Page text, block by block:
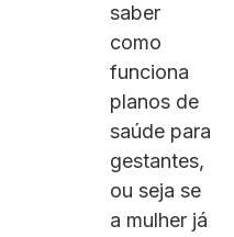
saber
como
funciona
planos de
saúde para
gestantes,
ou seja se
a mulher já